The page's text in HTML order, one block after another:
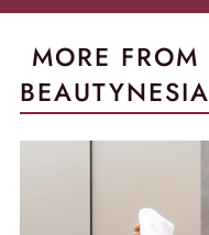
MORE FROM
BEAUTYNESIA